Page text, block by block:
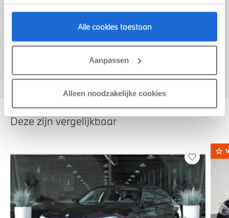
Alle cookies toestaan
Aanpassen
Alleen noodzakelijke cookies
Voorstel aanvragen
Deze zijn vergelijkbaar